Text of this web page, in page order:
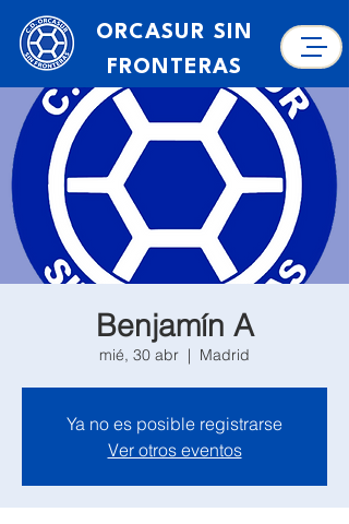
ORCASUR SIN
FRONTERAS
Benjamín A
mié, 30 abr
  |
Madrid
Ya no es posible registrarse
Ver otros eventos